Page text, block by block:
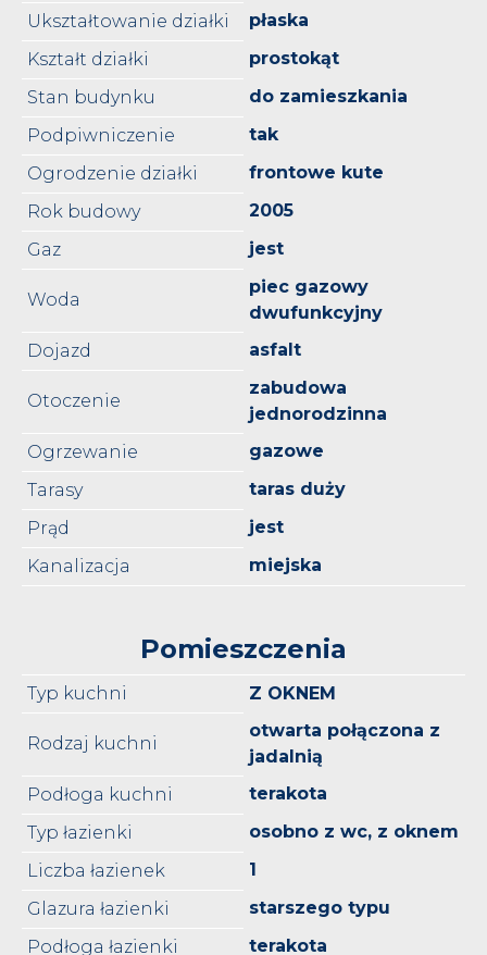
Ukształtowanie działki
płaska
Kształt działki
prostokąt
Stan budynku
do zamieszkania
Podpiwniczenie
tak
Ogrodzenie działki
frontowe kute
Rok budowy
2005
Gaz
jest
Woda
piec gazowy
dwufunkcyjny
Dojazd
asfalt
Otoczenie
zabudowa
jednorodzinna
Ogrzewanie
gazowe
Tarasy
taras duży
Prąd
jest
Kanalizacja
miejska
Pomieszczenia
Typ kuchni Z OKNEM
Rodzaj kuchni
otwarta połączona z
jadalnią
Podłoga kuchni
terakota
Typ łazienki
osobno z wc, z oknem
Liczba łazienek
1
Glazura łazienki
starszego typu
Podłoga łazienki
terakota